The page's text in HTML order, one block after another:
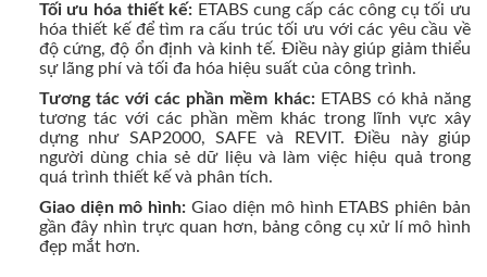
Tối ưu hóa thiết kế: ETABS cung cấp các công cụ tối ưu
hóa thiết kế để tìm ra cấu trúc tối ưu với các yêu cầu về
độ cứng, độ ổn định và kinh tế. Điều này giúp giảm thiểu
sự lãng phí và tối đa hóa hiệu suất của công trình.
Tương tác với các phần mềm khác:ETABS có khả năng
tương tác với các phần mềm khác trong lĩnh vực xây
dựng như SAP2000, SAFE và REVIT. Điều này giúp
người dùng chia sẻ dữ liệu và làm việc hiệu quả trong
quá trình thiết kế và phân tích.
Giao diện mô hình: Giao diện mô hình ETABS phiên bản
gần đây nhìn trực quan hơn, bảng công cụ xử lí mô hình
đẹp mắt hơn.